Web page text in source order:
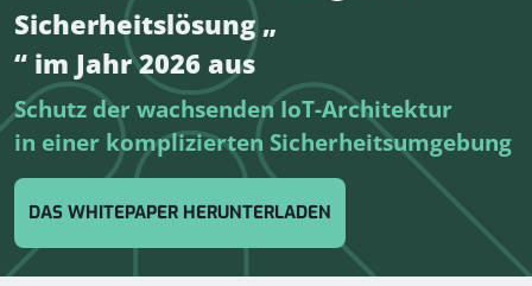
Sicherheitslösung „
“ im Jahr 2026 aus
Schutz der wachsenden IoT-Architektur
in einer komplizierten Sicherheitsumgebung
DAS WHITEPAPER HERUNTERLADEN